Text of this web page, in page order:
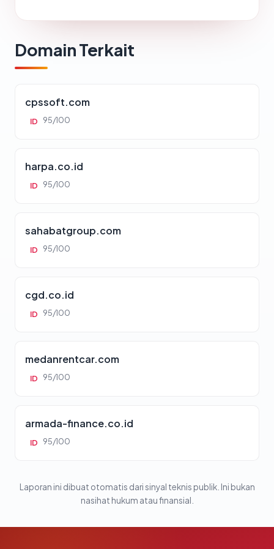
Domain Terkait
cpssoft.com
ID 95/100
harpa.co.id
ID 95/100
sahabatgroup.com
ID 95/100
cgd.co.id
ID 95/100
medanrentcar.com
ID 95/100
armada-finance.co.id
ID 95/100
Laporan ini dibuat otomatis dari sinyal teknis publik. Ini bukan
nasihat hukum atau finansial.